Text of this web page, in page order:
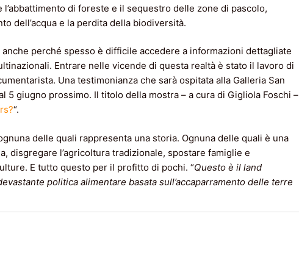
di foreste e il sequestro delle zone di pascolo,
dell’acqua e la perdita della biodiversità.
perché spesso è difficile accedere a informazioni dettagliate
Entrare nelle vicende di questa realtà è stato il lavoro di
Una testimonianza che sarà ospitata alla Galleria San
5 giugno prossimo. Il titolo della mostra – a cura di Gigliola Foschi –
“.
delle quali rappresenta una storia. Ognuna delle quali è una
disgregare l’agricoltura tradizionale, spostare famiglie e
E tutto questo per il profitto di pochi. “Questo è il land
politica alimentare basata sull’accaparramento delle terre